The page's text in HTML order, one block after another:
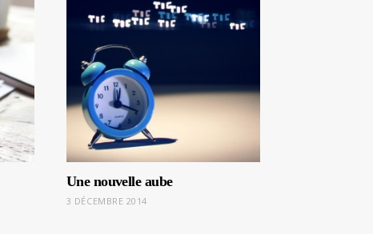
Une nouvelle aube
3 DÉCEMBRE 2014